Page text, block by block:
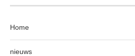
Home
nieuws